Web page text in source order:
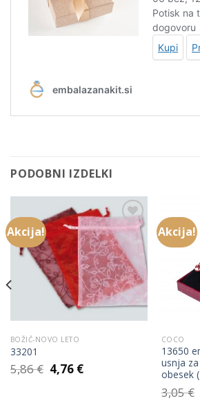
PODOBNI IZDELKI
Akcija!
Add to
Wishlist
BOŽIČ-NOVO LETO
33201
5,86€ Izvirna
cena
4,76 €Trenutna
Akcija!
COCO
13650
usnja
obesek
3,05€